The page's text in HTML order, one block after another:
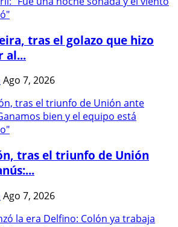
tras el golazo que hizo
al...
Ago 7, 2026
tras el triunfo de Unión
Ago 7, 2026